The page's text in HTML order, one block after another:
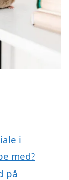
i
med?
på